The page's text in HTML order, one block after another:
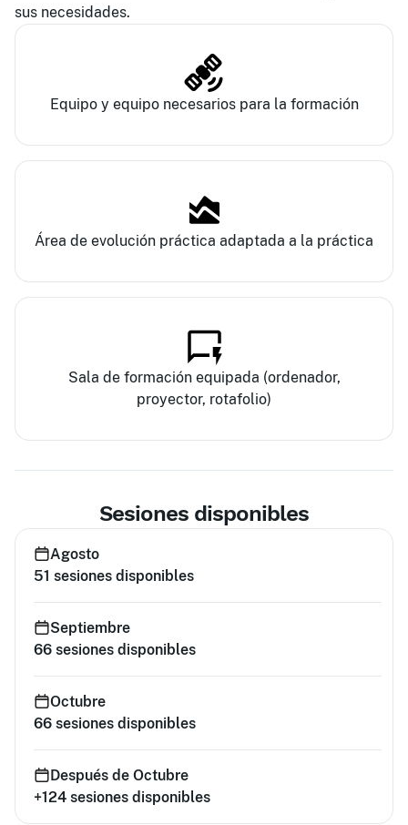
sus necesidades.
Equipo y equipo necesarios para la formación
Área de evolución práctica adaptada a la práctica
Sala de formación equipada (ordenador,
proyector, rotafolio)
Sesiones disponibles
Agosto
51 sesiones disponibles
Septiembre
66 sesiones disponibles
Octubre
66 sesiones disponibles
Después de Octubre
+124 sesiones disponibles